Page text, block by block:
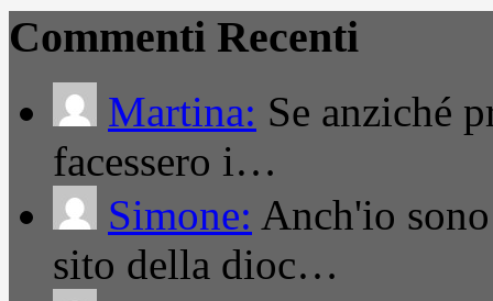
Commenti Recenti
Martina: Se anziché
facessero i…
Simone: Anch'io
sito della dioc…